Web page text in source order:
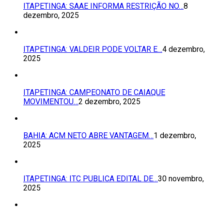
ITAPETINGA: SAAE INFORMA RESTRIÇÃO NO…8
dezembro, 2025
ITAPETINGA: VALDEIR PODE VOLTAR E…4 dezembro,
2025
ITAPETINGA: CAMPEONATO DE CAIAQUE
MOVIMENTOU…2 dezembro, 2025
BAHIA: ACM NETO ABRE VANTAGEM…1 dezembro,
2025
ITAPETINGA: ITC PUBLICA EDITAL DE…30 novembro,
2025